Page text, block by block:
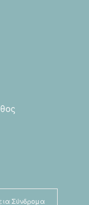
Σύνδρομα